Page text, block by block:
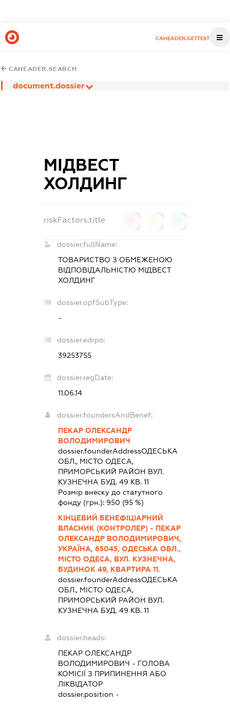
CAHEADER.GETTEST
CAHEADER.SEARCH
document.dossier
МІДВЕСТ
ХОЛДИНГ
riskFactors.title
dossier.fullName:
ТОВАРИСТВО З ОБМЕЖЕНОЮ
ВІДПОВІДАЛЬНІСТЮ МІДВЕСТ
ХОЛДИНГ
dossier.opfSubType:
-
dossier.edrpo:
39253755
dossier.regDate:
11.06.14
dossier.foundersAndBenef:
ПЕКАР ОЛЕКСАНДР
ВОЛОДИМИРОВИЧ
dossier.founderAddressОДЕСЬКА
ОБЛ., МІСТО ОДЕСА,
ПРИМОРСЬКИЙ РАЙОН ВУЛ.
КУЗНЕЧНА БУД. 49 КВ. 11
Розмір внеску до статутного
фонду (грн.): 950 (95 %)
КІНЦЕВИЙ БЕНЕФІЦІАРНИЙ
ВЛАСНИК (КОНТРОЛЕР) - ПЕКАР
ОЛЕКСАНДР ВОЛОДИМИРОВИЧ,
УКРАЇНА, 65045, ОДЕСЬКА ОБЛ.,
МІСТО ОДЕСА, ВУЛ. КУЗНЕЧНА,
БУДИНОК 49, КВАРТИРА 11.
dossier.founderAddressОДЕСЬКА
ОБЛ., МІСТО ОДЕСА,
ПРИМОРСЬКИЙ РАЙОН ВУЛ.
КУЗНЕЧНА БУД. 49 КВ. 11
dossier.heads:
ПЕКАР ОЛЕКСАНДР
ВОЛОДИМИРОВИЧ - ГОЛОВА
КОМІСІЇ З ПРИПИНЕННЯ АБО
ЛІКВІДАТОР
dossier.position -